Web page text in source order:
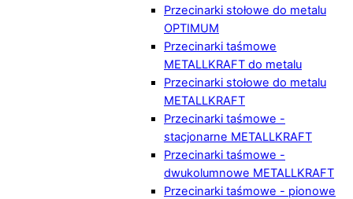
Przecinarki stołowe do metalu
OPTIMUM
Przecinarki taśmowe
METALLKRAFT do metalu
Przecinarki stołowe do metalu
METALLKRAFT
Przecinarki taśmowe -
stacjonarne METALLKRAFT
Przecinarki taśmowe -
dwukolumnowe METALLKRAFT
Przecinarki taśmowe - pionowe